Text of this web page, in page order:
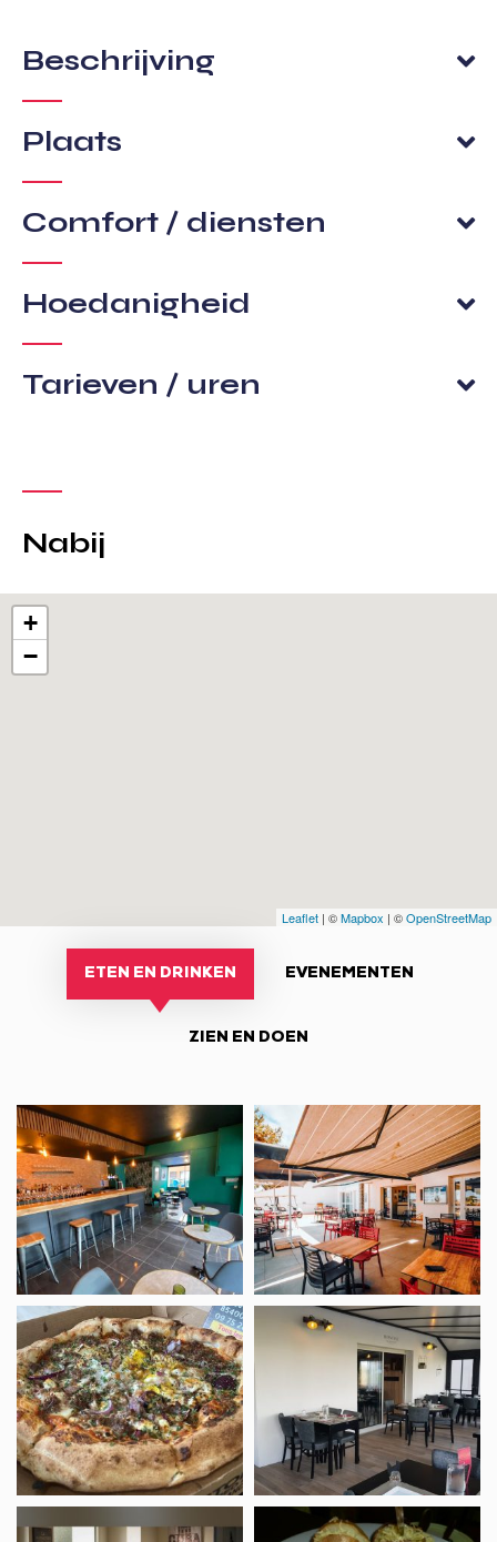
Beschrijving
Plaats
Comfort / diensten
Hoedanigheid
Tarieven / uren
Nabij
+
−
Leaflet | ©Mapbox | ©OpenStreetMap
ETEN EN DRINKEN EVENEMENTEN
ZIEN EN DOEN
Restaurant
Le
Luçon’Gelès
Le
Bistro
de
La
Presqu’île
Pizzeria
Le
Five
Restaurant
Restaurant